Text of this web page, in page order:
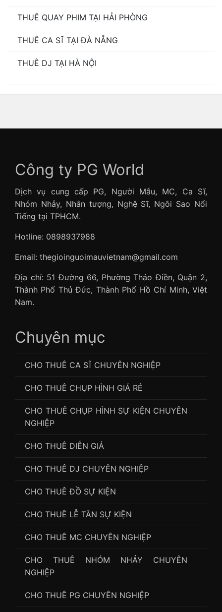
THUÊ QUAY PHIM TẠI HẢI PHÒNG
THUÊ CA SĨ TẠI ĐÀ NẴNG
THUÊ DJ TẠI HÀ NỘI
Công ty PG World
Dịch vụ cung cấp PG, Người Mẫu, MC, Ca Sĩ,
Nhóm Nhảy, Nhân tượng, Nghệ Sĩ, Ngôi Sao Nổi
Tiếng tại TPHCM.
Hotline: 0898937988
Email: thegioinguoimauvietnam@gmail.com
Địa chỉ: 51 Đường 66, Phường Thảo Điền, Quận 2,
Thành Phố Thủ Đức, Thành Phố Hồ Chí Minh, Việt
Nam.
Chuyên mục
CHO THUÊ CA SĨ CHUYÊN NGHIỆP
CHO THUÊ CHỤP HÌNH GIÁ RẺ
CHO THUÊ CHỤP HÌNH SỰ KIỆN CHUYÊN
NGHIỆP
CHO THUÊ DIỄN GIẢ
CHO THUÊ DJ CHUYÊN NGHIỆP
CHO THUÊ ĐỒ SỰ KIỆN
CHO THUÊ LỄ TÂN SỰ KIỆN
CHO THUÊ MC CHUYÊN NGHIỆP
CHO THUÊ NHÓM NHẢY CHUYÊN
NGHIỆP
CHO THUÊ PG CHUYÊN NGHIỆP